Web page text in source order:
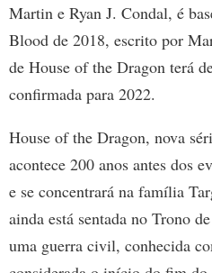
Martin e Ryan J. Condal, é
Blood de 2018, escrito por
de House of the Dragon terá
confirmada para 2022.
House of the Dragon, nova
acontece 200 anos antes dos
e se concentrará na família
ainda está sentada no Trono
uma guerra civil, conhecida